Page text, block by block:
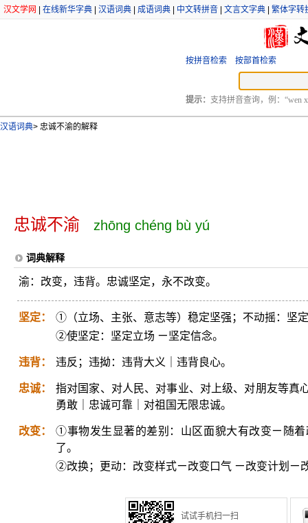
汉文学网 在线新华字典 汉语词典 成语词典 中文转拼音 文言文字典 繁体字转
按拼音检索 按部首检索
提示： 支持拼音查询，例：“wen
汉语词典> 忠诚不渝的解释
忠诚不渝 zhōng chéng bù yú
词典解释
渝：改变，违背。忠诚坚定，永不改变。
坚定：
①（立场、主张、意志等）稳定坚强；不动摇：坚
②使坚定：坚定立场 ㄧ坚定信念。
违背： 违反；违拗：违背大义｜违背良心。
忠诚：
指对国家、对人民、对事业、对上级、对朋友等真
勇敢｜忠诚可靠｜对祖国无限忠诚。
改变：
①事物发生显著的差别：山区面貌大有改变ㄧ随
了。
②改换；更动：改变样式ㄧ改变口气 ㄧ改变计划ㄧ
试试手机扫一扫